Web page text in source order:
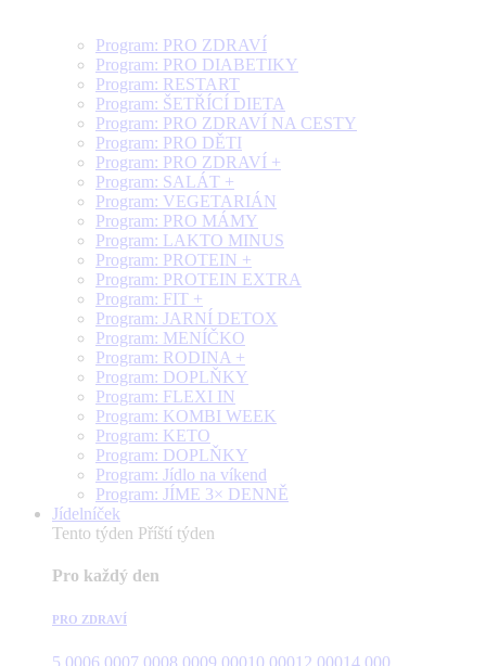
Program: PRO ZDRAVÍ
Program: PRO DIABETIKY
Program: RESTART
Program: ŠETŘÍCÍ DIETA
Program: PRO ZDRAVÍ NA CESTY
Program: PRO DĚTI
Program: PRO ZDRAVÍ +
Program: SALÁT +
Program: VEGETARIÁN
Program: PRO MÁMY
Program: LAKTO MINUS
Program: PROTEIN +
Program: PROTEIN EXTRA
Program: FIT +
Program: JARNÍ DETOX
Program: MENÍČKO
Program: RODINA +
Program: DOPLŇKY
Program: FLEXI IN
Program: KOMBI WEEK
Program: KETO
Program: DOPLŇKY
Program: Jídlo na víkend
Program: JÍME 3× DENNĚ
Jídelníček
Tento týden Příští týden
Pro každý den
PRO ZDRAVÍ